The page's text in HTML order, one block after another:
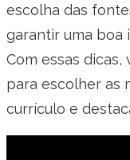
escolha das
garantir uma boa
Com essas
para escolher as
currículo e